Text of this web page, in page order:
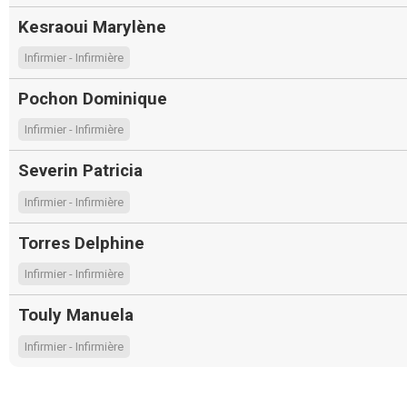
Kesraoui Marylène
Infirmier - Infirmière
Pochon Dominique
Infirmier - Infirmière
Severin Patricia
Infirmier - Infirmière
Torres Delphine
Infirmier - Infirmière
Touly Manuela
Infirmier - Infirmière